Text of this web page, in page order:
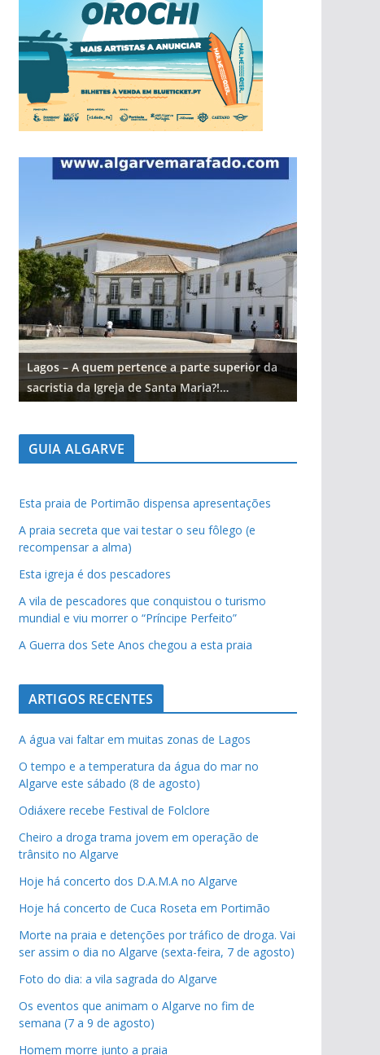
Lagos – A quem pertence a parte superior da
sacristia da Igreja de Santa Maria?!…
GUIA ALGARVE
Esta praia de Portimão dispensa apresentações
A praia secreta que vai testar o seu fôlego (e
recompensar a alma)
Esta igreja é dos pescadores
A vila de pescadores que conquistou o turismo
mundial e viu morrer o “Príncipe Perfeito”
A Guerra dos Sete Anos chegou a esta praia
ARTIGOS RECENTES
A água vai faltar em muitas zonas de Lagos
O tempo e a temperatura da água do mar no
Algarve este sábado (8 de agosto)
Odiáxere recebe Festival de Folclore
Cheiro a droga trama jovem em operação de
trânsito no Algarve
Hoje há concerto dos D.A.M.A no Algarve
Hoje há concerto de Cuca Roseta em Portimão
Morte na praia e detenções por tráfico de droga. Vai
ser assim o dia no Algarve (sexta-feira, 7 de agosto)
Foto do dia: a vila sagrada do Algarve
Os eventos que animam o Algarve no fim de
semana (7 a 9 de agosto)
Homem morre junto a praia